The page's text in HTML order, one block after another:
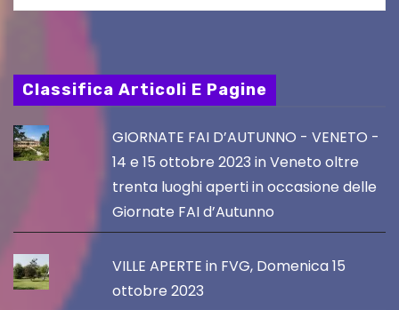
Classifica Articoli E Pagine
GIORNATE FAI D’AUTUNNO - VENETO -
14 e 15 ottobre 2023 in Veneto oltre
trenta luoghi aperti in occasione delle
Giornate FAI d’Autunno
VILLE APERTE in FVG, Domenica 15
ottobre 2023